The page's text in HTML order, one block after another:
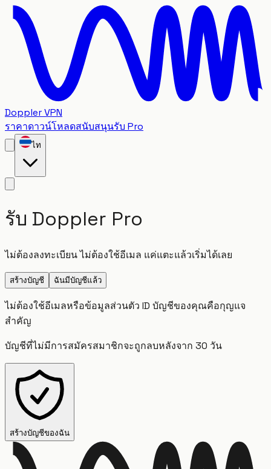
Doppler VPN
ราคาดาวน์โหลดสนับสนุนรับ Pro
ไท
รับ Doppler Pro
ไม่ต้องลงทะเบียน ไม่ต้องใช้อีเมล แค่แตะแล้วเริ่มได้เลย
สร้างบัญชี ฉันมีบัญชีแล้ว
ไม่ต้องใช้อีเมลหรือข้อมูลส่วนตัว ID บัญชีของคุณคือกุญแจ
สำคัญ
บัญชีที่ไม่มีการสมัครสมาชิกจะถูกลบหลังจาก 30 วัน
สร้างบัญชีของฉัน